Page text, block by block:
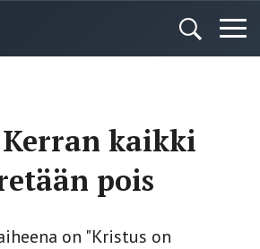
kaikki
pois
on "Kristus on